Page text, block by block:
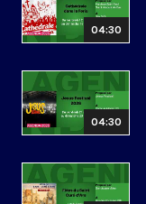
04:30
04:30